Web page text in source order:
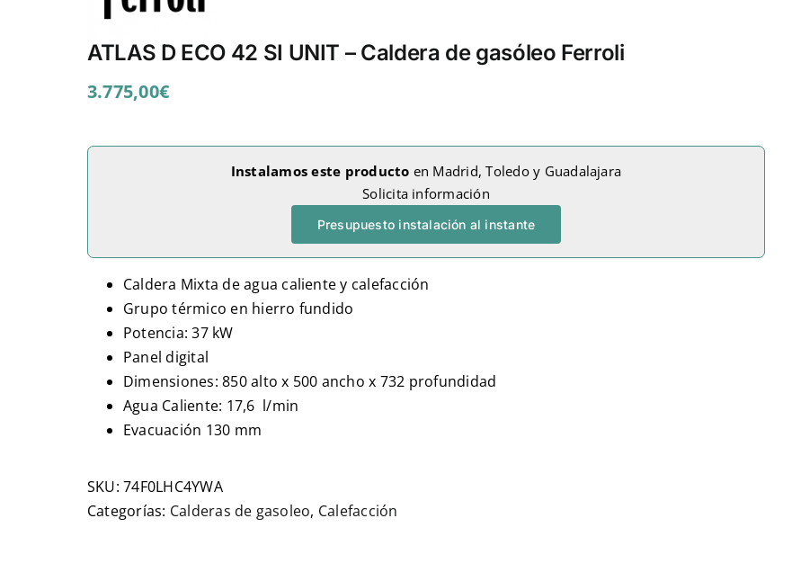
ATLAS D ECO 42 SI UNIT – Caldera de gasóleo Ferroli
3.775,00€
Instalamos este producto en Madrid, Toledo y Guadalajara
Solicita información
Presupuesto instalación al instante
Caldera Mixta de agua caliente y calefacción
Grupo térmico en hierro fundido
Potencia: 37 kW
Panel digital
Dimensiones: 850 alto x 500 ancho x 732 profundidad
Agua Caliente: 17,6 l/min
Evacuación 130 mm
SKU:74F0LHC4YWA
Categorías: Calderas de gasoleo, Calefacción